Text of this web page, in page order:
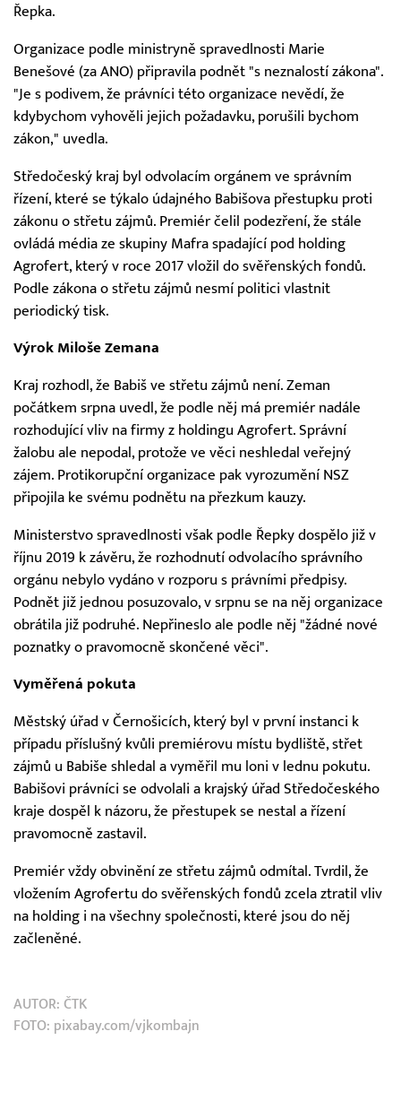
Řepka.
Organizace podle ministryně spravedlnosti Marie
Benešové (za ANO) připravila podnět "s neznalostí zákona".
"Je s podivem, že právníci této organizace nevědí, že
kdybychom vyhověli jejich požadavku, porušili bychom
zákon," uvedla.
Středočeský kraj byl odvolacím orgánem ve správním
řízení, které se týkalo údajného Babišova přestupku proti
zákonu o střetu zájmů. Premiér čelil podezření, že stále
ovládá média ze skupiny Mafra spadající pod holding
Agrofert, který v roce 2017 vložil do svěřenských fondů.
Podle zákona o střetu zájmů nesmí politici vlastnit
periodický tisk.
Výrok Miloše Zemana
Kraj rozhodl, že Babiš ve střetu zájmů není. Zeman
počátkem srpna uvedl, že podle něj má premiér nadále
rozhodující vliv na firmy z holdingu Agrofert. Správní
žalobu ale nepodal, protože ve věci neshledal veřejný
zájem. Protikorupční organizace pak vyrozumění NSZ
připojila ke svému podnětu na přezkum kauzy.
Ministerstvo spravedlnosti však podle Řepky dospělo již v
říjnu 2019 k závěru, že rozhodnutí odvolacího správního
orgánu nebylo vydáno v rozporu s právními předpisy.
Podnět již jednou posuzovalo, v srpnu se na něj organizace
obrátila již podruhé. Nepřineslo ale podle něj "žádné nové
poznatky o pravomocně skončené věci".
Vyměřená pokuta
Městský úřad v Černošicích, který byl v první instanci k
případu příslušný kvůli premiérovu místu bydliště, střet
zájmů u Babiše shledal a vyměřil mu loni v lednu pokutu.
Babišovi právníci se odvolali a krajský úřad Středočeského
kraje dospěl k názoru, že přestupek se nestal a řízení
pravomocně zastavil.
Premiér vždy obvinění ze střetu zájmů odmítal. Tvrdil, že
vložením Agrofertu do svěřenských fondů zcela ztratil vliv
na holding i na všechny společnosti, které jsou do něj
začleněné.
AUTOR: ČTK
FOTO: pixabay.com/vjkombajn